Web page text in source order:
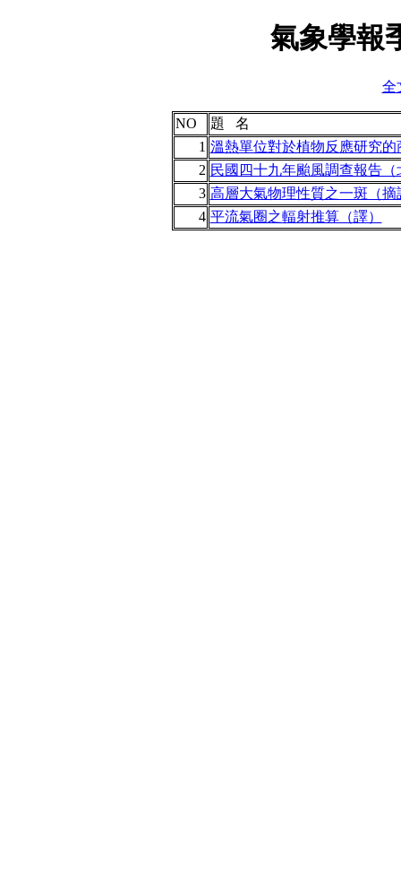
氣象學報
全
NO
題 名
1 溫熱單位對於植物反應研究的
2 民國四十九年颱風調查報告
3 高層大氣物理性質之一斑（摘
4 平流氣圈之輻射推算（譯）